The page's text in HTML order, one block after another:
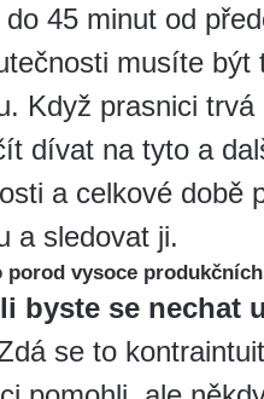
do 45 minut od
musíte
Když prasnici
dívat na tyto a
a celkové době
a sledovat ji.
porod vysoce
byste se nechat
se to